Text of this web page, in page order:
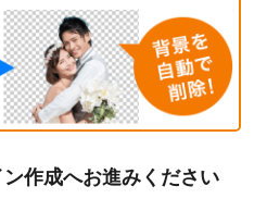
作成へお進みください